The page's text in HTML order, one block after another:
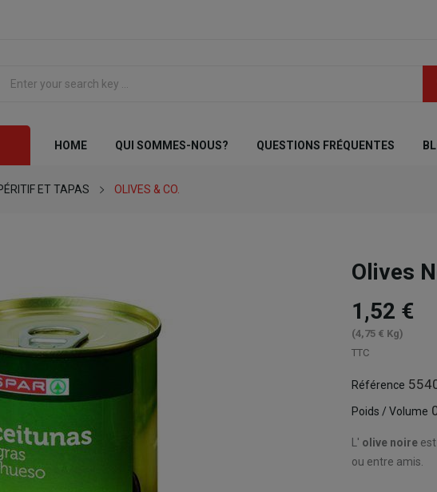
HOME QUI SOMMES-NOUS? QUESTIONS FRÉQUENTES
ET TAPAS OLIVES & CO.
Olives
1,52 €
(4,75 € Kg)
TTC
Référence
Poids / Volume
L' olive noire
ou entre amis.